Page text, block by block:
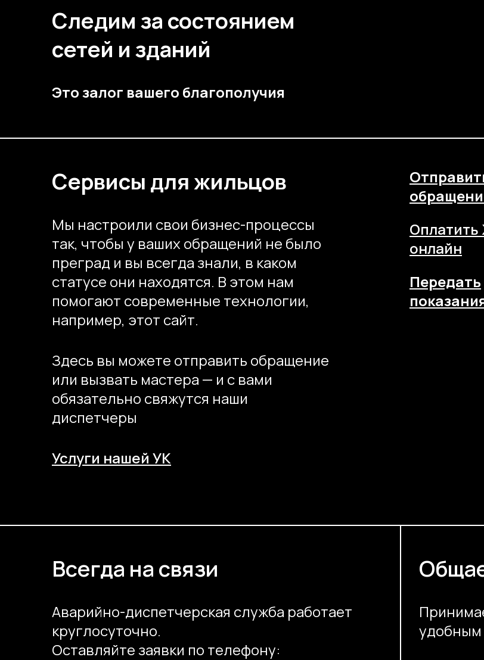
Следим за состоянием
сетей и зданий
Это залог вашего благополучия
Сервисы для жильцов
Мы настроили свои бизнес-процессы
так, чтобы у ваших обращений не было
преград и вы всегда знали, в каком
статусе они находятся. В этом нам
помогают современные технологии,
например, этот сайт.
Здесь вы можете отправить обращение
или вызвать мастера — и с вами
обязательно свяжутся наши
диспетчеры
Услуги нашей УК
онлайн
Передать
Всегда на связи
Аварийно-диспетчерская служба работает
круглосуточно.
Оставляйте заявки по телефону:
удобным